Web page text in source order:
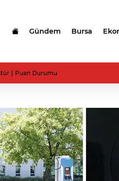
Gündem Bursa
Puan Durumu